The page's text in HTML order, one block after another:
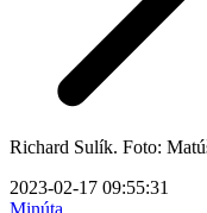
Richard Sulík. Foto:
2023-02-17 09:55:31
Minúta